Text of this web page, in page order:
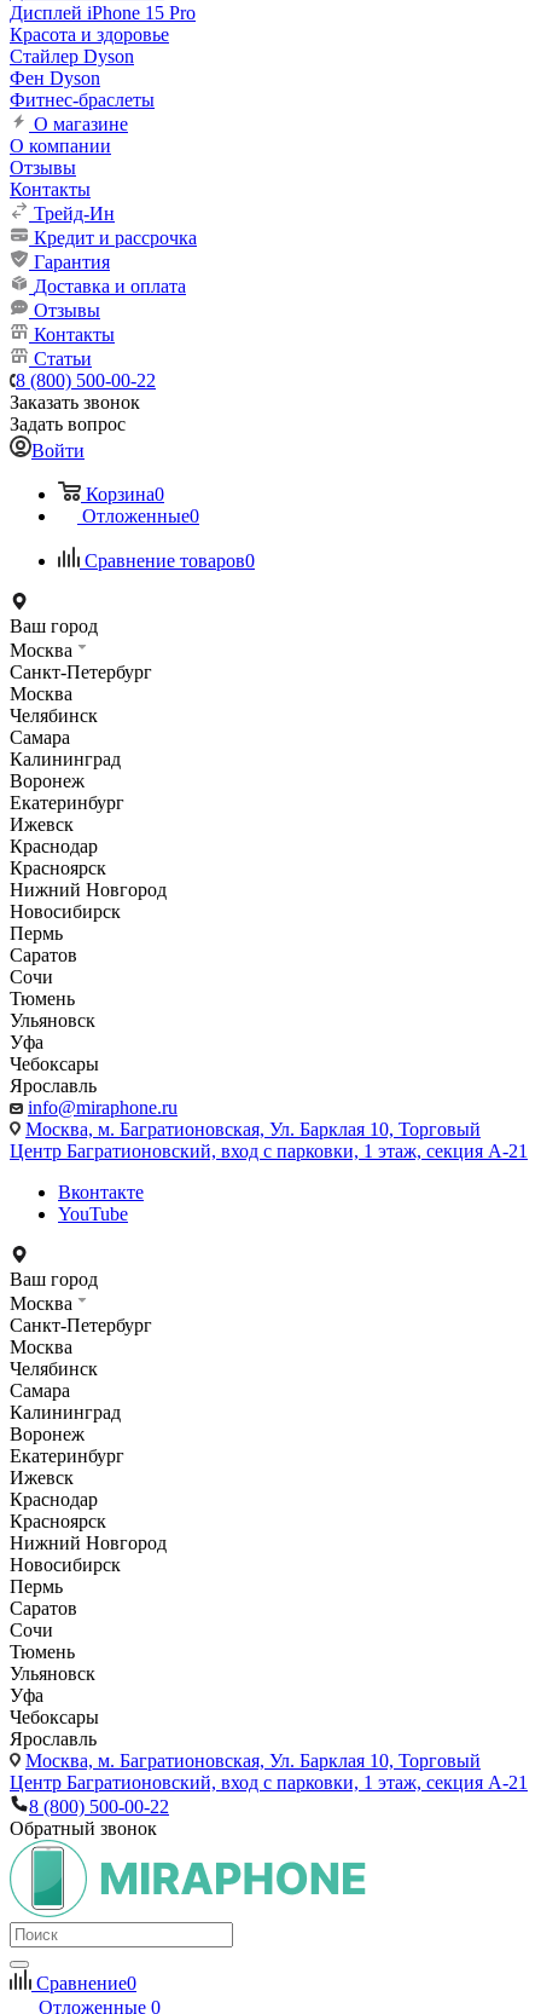
Дисплей iPhone 15 Pro
Красота и здоровье
Стайлер Dyson
Фен Dyson
Фитнес-браслеты
О магазине
О компании
Отзывы
Контакты
Трейд-Ин
Кредит и рассрочка
Гарантия
Доставка и оплата
Отзывы
Контакты
Статьи
8 (800) 500-00-22
Заказать звонок
Задать вопрос
Войти
Корзина0
Отложенные0
Сравнение товаров0
Ваш город
Москва
Санкт-Петербург
Москва
Челябинск
Самара
Калининград
Воронеж
Екатеринбург
Ижевск
Краснодар
Красноярск
Нижний Новгород
Новосибирск
Пермь
Саратов
Сочи
Тюмень
Ульяновск
Уфа
Чебоксары
Ярославль
info@miraphone.ru
Москва, м. Багратионовская, Ул. Барклая 10, Торговый
Центр Багратионовский, вход с парковки, 1 этаж, секция А-21
Вконтакте
YouTube
Ваш город
Москва
Санкт-Петербург
Москва
Челябинск
Самара
Калининград
Воронеж
Екатеринбург
Ижевск
Краснодар
Красноярск
Нижний Новгород
Новосибирск
Пермь
Саратов
Сочи
Тюмень
Ульяновск
Уфа
Чебоксары
Ярославль
Москва, м. Багратионовская, Ул. Барклая 10, Торговый
Центр Багратионовский, вход с парковки, 1 этаж, секция А-21
8 (800) 500-00-22
Обратный звонок
Сравнение0
Отложенные 0